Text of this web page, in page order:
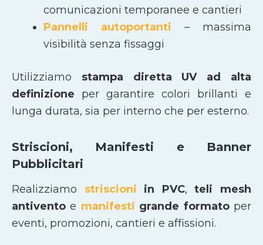
comunicazioni temporanee e cantieri
Pannelli autoportanti – massima
visibilità senza fissaggi
Utilizziamo stampa diretta UV ad alta
definizione per garantire colori brillanti e
lunga durata, sia per interno che per esterno.
Striscioni, Manifesti e Banner
Pubblicitari
Realizziamo striscioni in PVC,teli mesh
antivento e manifesti grande formatoper
eventi, promozioni, cantieri e affissioni.